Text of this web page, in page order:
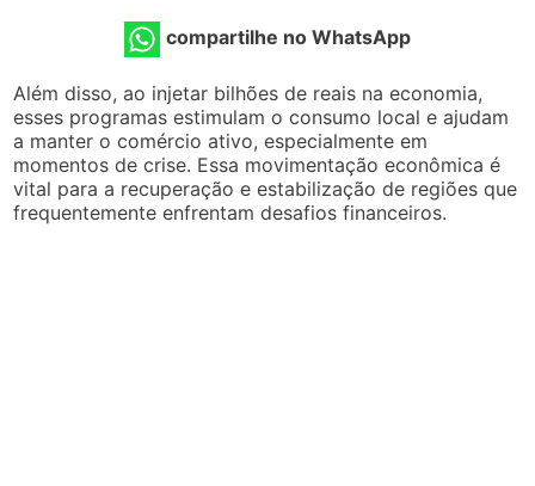
compartilhe no WhatsApp
Além disso, ao injetar bilhões de reais na economia,
esses programas estimulam o consumo local e ajudam
a manter o comércio ativo, especialmente em
momentos de crise. Essa movimentação econômica é
vital para a recuperação e estabilização de regiões que
frequentemente enfrentam desafios financeiros.